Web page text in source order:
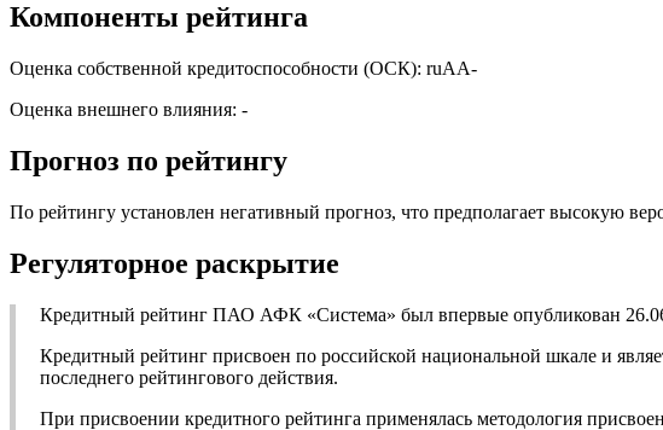
Компоненты рейтинга
Оценка собственной кредитоспособности (ОСК): ruАА-
Оценка внешнего влияния: -
Прогноз по рейтингу
По рейтингу установлен негативный прогноз, что предполагает высокую
Регуляторное раскрытие
Кредитный рейтинг ПАО АФК «Система» был впервые опубликован
Кредитный рейтинг присвоен по российской национальной шкале и
последнего рейтингового действия.
При присвоении кредитного рейтинга применялась методология